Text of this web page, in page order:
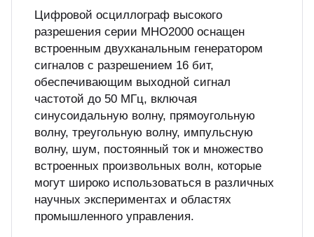
Цифровой осциллограф высокого
разрешения серии MHO2000 оснащен
встроенным двухканальным генератором
сигналов с разрешением 16 бит,
обеспечивающим выходной сигнал
частотой до 50 МГц, включая
синусоидальную волну, прямоугольную
волну, треугольную волну, импульсную
волну, шум, постоянный ток и множество
встроенных произвольных волн, которые
могут широко использоваться в различных
научных экспериментах и ​​областях
промышленного управления.